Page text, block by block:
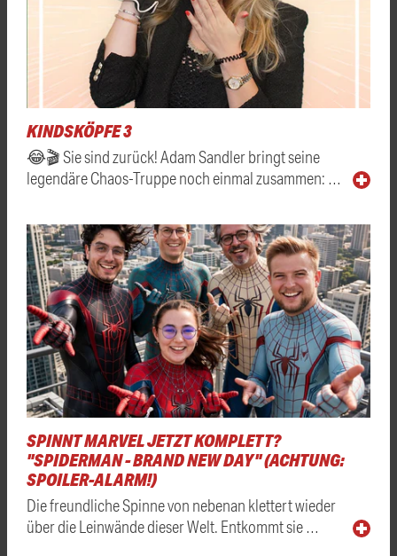
KINDSKÖPFE 3
😂🎬 Sie sind zurück! Adam Sandler bringt seine
legendäre Chaos-Truppe noch einmal zusammen: …
SPINNT MARVEL JETZT KOMPLETT?
"SPIDERMAN - BRAND NEW DAY" (ACHTUNG:
SPOILER-ALARM!)
Die freundliche Spinne von nebenan klettert wieder
über die Leinwände dieser Welt. Entkommt sie …